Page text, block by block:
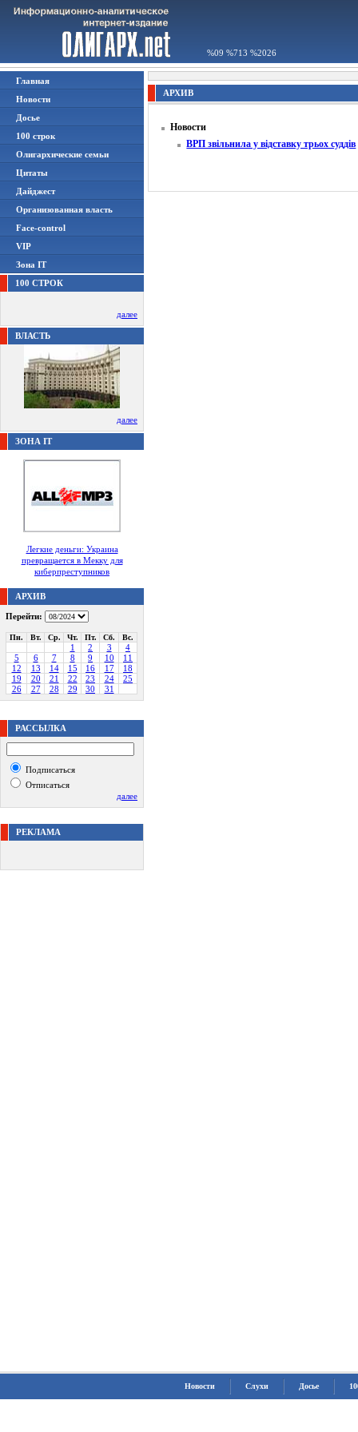
%09 %713 %2026
Главная
Новости
Досье
100 строк
Олигархические семьи
Цитаты
Дайджест
Организованная власть
Face-control
VIP
Зона IT
100 СТРОК
далее
ВЛАСТЬ
далее
ЗОНА IT
Легкие деньги: Украина
превращается в Мекку для
киберпреступников
АРХИВ
Перейти:
Пн. Вт. Ср. Чт. Пт. Сб. Вс.
1 2 3
4
5
6 7 8 9 10
11
12
13 14 15 16 17
18
19
20 21 22 23 24
25
26
27 28 29 30 31
РАССЫЛКА
Подписаться
Отписаться
далее
РЕКЛАМА
АРХИВ
Новости
ВРП звільнила у відставку трьох суддів
Новости Слухи Досье